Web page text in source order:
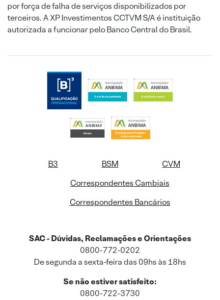
por força de falha de serviços disponibilizados por
terceiros. A XP Investimentos CCTVM S/A é instituição
autorizada a funcionar pelo Banco Central do Brasil.
B3 BSM
CVM
Correspondentes Cambiais
Correspondentes Bancários
SAC - Dúvidas, Reclamações e Orientações
0800-772-0202
De segunda a sexta-feira das 09hs às 18hs
Se não estiver satisfeito:
0800-722-3730